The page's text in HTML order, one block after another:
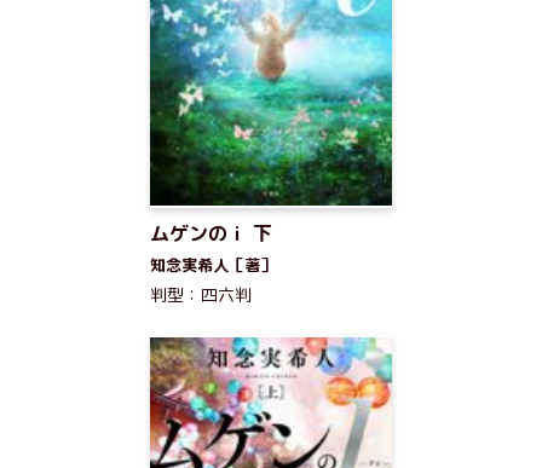
ムゲンのｉ 下
知念実希人［著］
判型：四六判